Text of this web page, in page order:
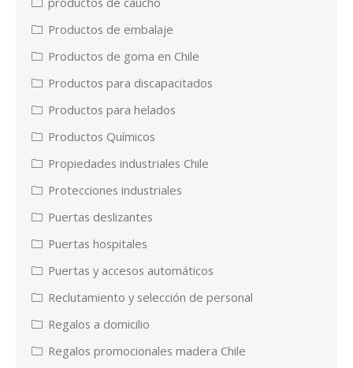
Productos de embalaje
Productos de goma en Chile
Productos para discapacitados
Productos para helados
Productos Químicos
Propiedades industriales Chile
Protecciones industriales
Puertas deslizantes
Puertas hospitales
Puertas y accesos automáticos
Reclutamiento y selección de personal
Regalos a domicilio
Regalos promocionales madera Chile